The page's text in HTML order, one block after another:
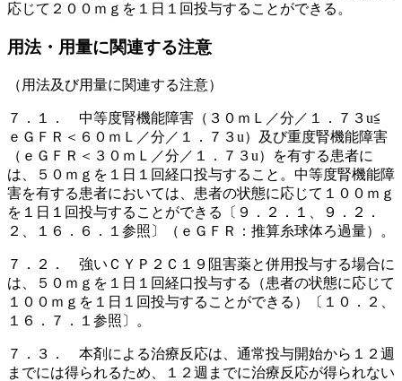
応じて２００ｍｇを１日１回投与することができる。
用法・用量に関連する注意
（用法及び用量に関連する注意）
７．１． 中等度腎機能障害（３０ｍＬ／分／１．７３u≦
ｅＧＦＲ＜６０ｍＬ／分／１．７３u）及び重度腎機能障害
（ｅＧＦＲ＜３０ｍＬ／分／１．７３u）を有する患者に
は、５０ｍｇを１日１回経口投与すること。中等度腎機能障
害を有する患者においては、患者の状態に応じて１００ｍｇ
を１日１回投与することができる〔９．２．１、９．２．
２、１６．６．１参照〕（ｅＧＦＲ：推算糸球体ろ過量）。
７．２． 強いＣＹＰ２Ｃ１９阻害薬と併用投与する場合に
は、５０ｍｇを１日１回経口投与する（患者の状態に応じて
１００ｍｇを１日１回投与することができる）〔１０．２、
１６．７．１参照〕。
７．３． 本剤による治療反応は、通常投与開始から１２週
までには得られるため、１２週までに治療反応が得られない